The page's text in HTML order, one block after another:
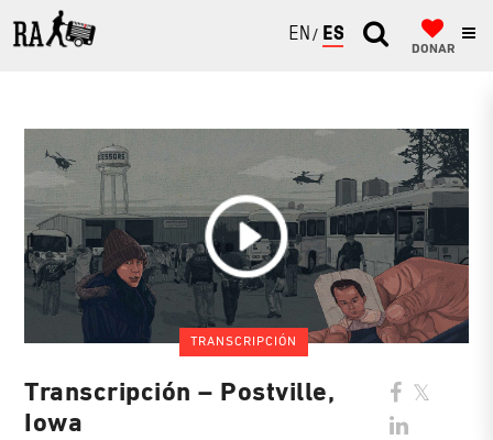
ENGLISH
ESPAÑOL
DONAR
TRANSCRIPCIÓN
Transcripción – Postville,
Iowa